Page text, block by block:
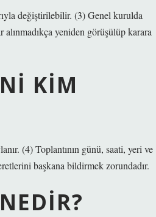
değiştirilebilir. (3) Genel kurulda
yeniden görüşülüp karara
KIM
(4) Toplantının günü, saati, yeri ve
başkana bildirmek zorundadır.